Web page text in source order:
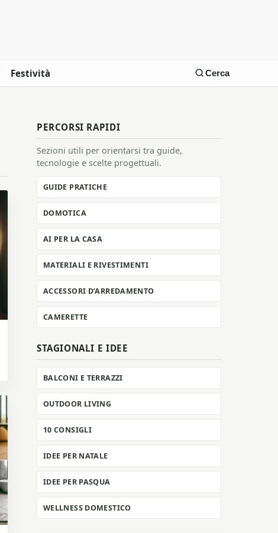
Festività Cerca
PERCORSI RAPIDI
Sezioni utili per orientarsi tra guide,
tecnologie e scelte progettuali.
GUIDE PRATICHE
DOMOTICA
AI PER LA CASA
MATERIALI E RIVESTIMENTI
ACCESSORI D’ARREDAMENTO
CAMERETTE
STAGIONALI E IDEE
BALCONI E TERRAZZI
OUTDOOR LIVING
10 CONSIGLI
IDEE PER NATALE
IDEE PER PASQUA
WELLNESS DOMESTICO